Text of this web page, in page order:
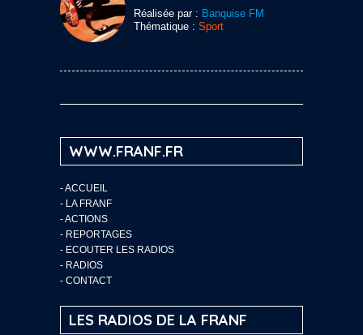
Réalisée par : Banquise FM
Thématique : Sport
WWW.FRANF.FR
-ACCUEIL
- LA FRANF
-ACTIONS
- REPORTAGES
- ECOUTER LES RADIOS
- RADIOS
- CONTACT
LES RADIOS DE LA FRANF